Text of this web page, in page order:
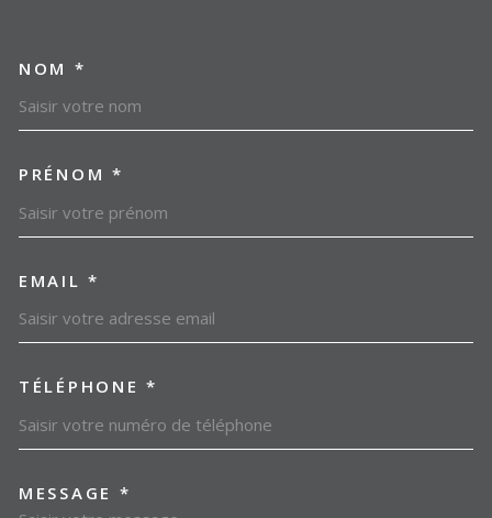
NOM *
PRÉNOM *
EMAIL *
TÉLÉPHONE *
MESSAGE *